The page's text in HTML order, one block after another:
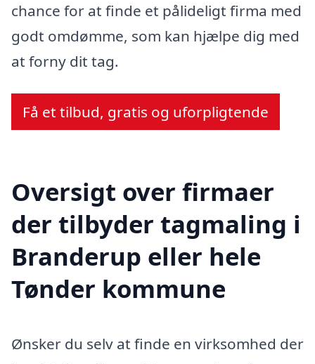
chance for at finde et pålideligt firma med
godt omdømme, som kan hjælpe dig med
at forny dit tag.
Få et tilbud, gratis og uforpligtende
Oversigt over firmaer
der tilbyder tagmaling i
Branderup eller hele
Tønder kommune
Ønsker du selv at finde en virksomhed der